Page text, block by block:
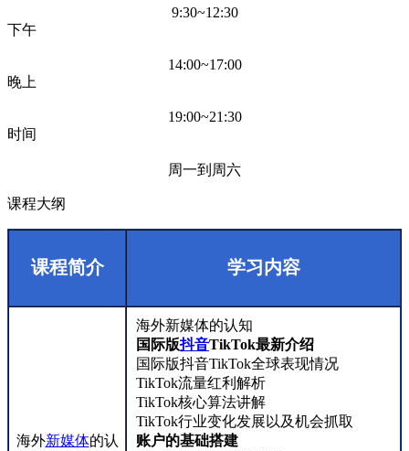
9:30~12:30
下午
14:00~17:00
晚上
19:00~21:30
时间
周一到周六
课程大纲
课程简介 学习内容
海外新媒体的认
海外新媒体的认知
国际版抖音TikTok最新介绍
国际版抖音TikTok全球表现情况
TikTok流量红利解析
TikTok核心算法讲解
TikTok行业变化发展以及机会抓取
账户的基础搭建